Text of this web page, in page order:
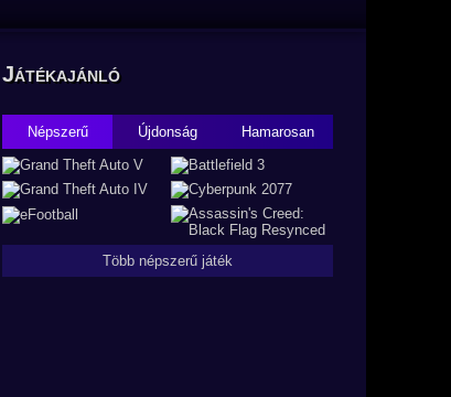
Játékajánló
Népszerű Újdonság Hamarosan
Több népszerű játék